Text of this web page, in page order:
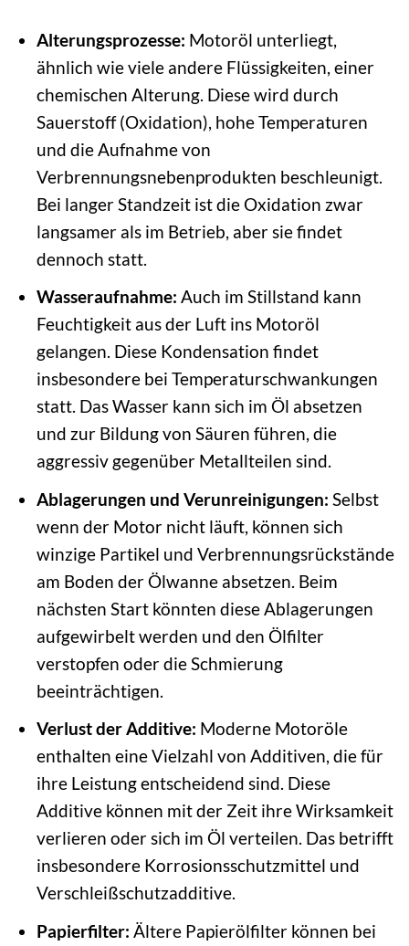
Alterungsprozesse: Motoröl unterliegt,
ähnlich wie viele andere Flüssigkeiten, einer
chemischen Alterung. Diese wird durch
Sauerstoff (Oxidation), hohe Temperaturen
und die Aufnahme von
Verbrennungsnebenprodukten beschleunigt.
Bei langer Standzeit ist die Oxidation zwar
langsamer als im Betrieb, aber sie findet
dennoch statt.
Wasseraufnahme: Auch im Stillstand kann
Feuchtigkeit aus der Luft ins Motoröl
gelangen. Diese Kondensation findet
insbesondere bei Temperaturschwankungen
statt. Das Wasser kann sich im Öl absetzen
und zur Bildung von Säuren führen, die
aggressiv gegenüber Metallteilen sind.
Ablagerungen und Verunreinigungen: Selbst
wenn der Motor nicht läuft, können sich
winzige Partikel und Verbrennungsrückstände
am Boden der Ölwanne absetzen. Beim
nächsten Start könnten diese Ablagerungen
aufgewirbelt werden und den Ölfilter
verstopfen oder die Schmierung
beeinträchtigen.
Verlust der Additive: Moderne Motoröle
enthalten eine Vielzahl von Additiven, die für
ihre Leistung entscheidend sind. Diese
Additive können mit der Zeit ihre Wirksamkeit
verlieren oder sich im Öl verteilen. Das betrifft
insbesondere Korrosionsschutzmittel und
Verschleißschutzadditive.
Papierfilter: Ältere Papierölfilter können bei